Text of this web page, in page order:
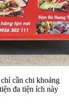
cần chi khoảng
đa tiện ích này